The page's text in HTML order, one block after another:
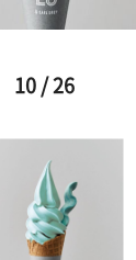
10 / 26